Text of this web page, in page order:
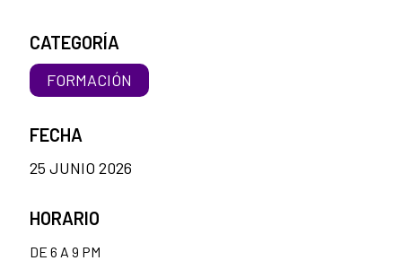
CATEGORÍA
FORMACIÓN
FECHA
25 JUNIO 2026
HORARIO
DE 6 A 9 PM